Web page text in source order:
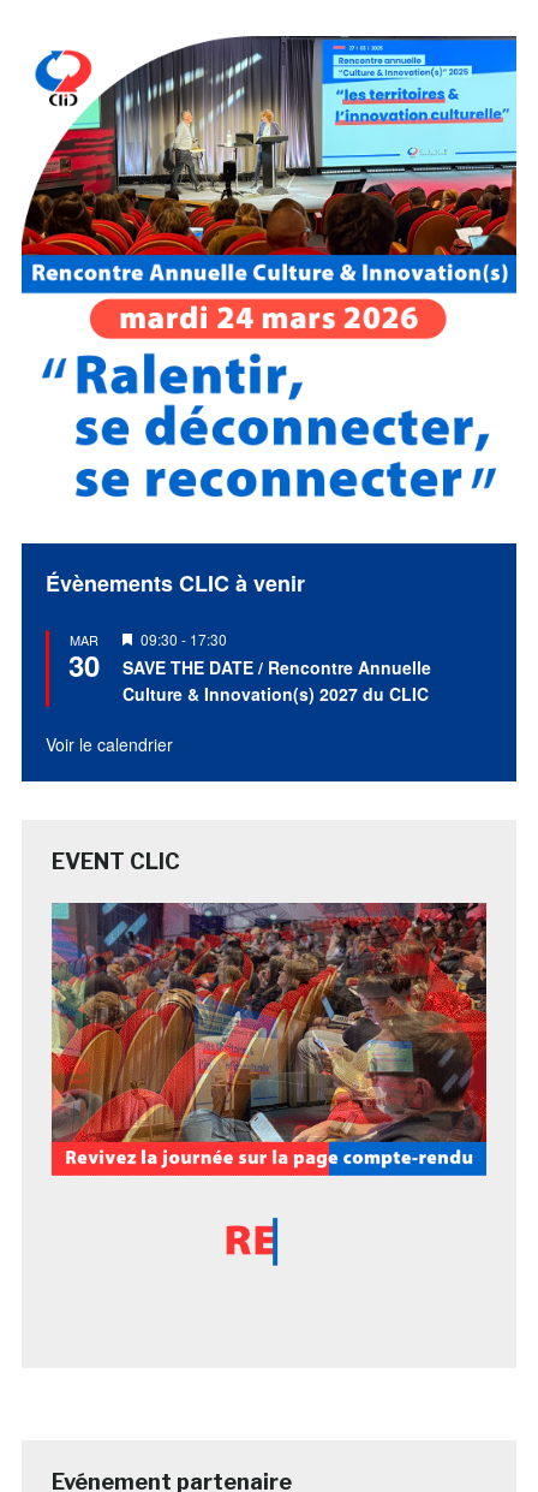
Évènements CLIC à venir
MAR
30
Mis
en
avant
09:30 - 17:30
SAVE THE DATE / Rencontre Annuelle
Culture & Innovation(s) 2027 du CLIC
Voir le calendrier
EVENT CLIC
Evénement partenaire